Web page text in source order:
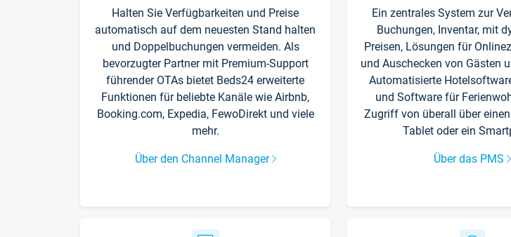
Halten Sie Verfügbarkeiten und Preise
automatisch auf dem neuesten Stand halten
und Doppelbuchungen vermeiden. Als
bevorzugter Partner mit Premium-Support
führender OTAs bietet Beds24 erweiterte
Funktionen für beliebte Kanäle wie Airbnb,
Booking.com, Expedia, FewoDirekt und viele
mehr.
Über den Channel Manager
Ein zentrales System zur
Buchungen, Inventar, mit
Preisen, Lösungen für
und Auschecken von Gästen
Automatisierte
und Software für
Zugriff von überall über
Tablet oder ein
Über das PMS